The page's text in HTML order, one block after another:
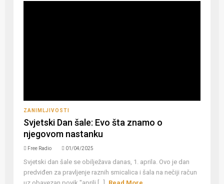
ZANIMLJIVOSTI
Svjetski Dan šale: Evo šta znamo o
njegovom nastanku
Free Radio 01/04/2025
Svjetski dan šale se obilježava danas, 1. aprila. Ovo je dan
predviđen za pravljenje raznih smicalica i šala na nečiji račun